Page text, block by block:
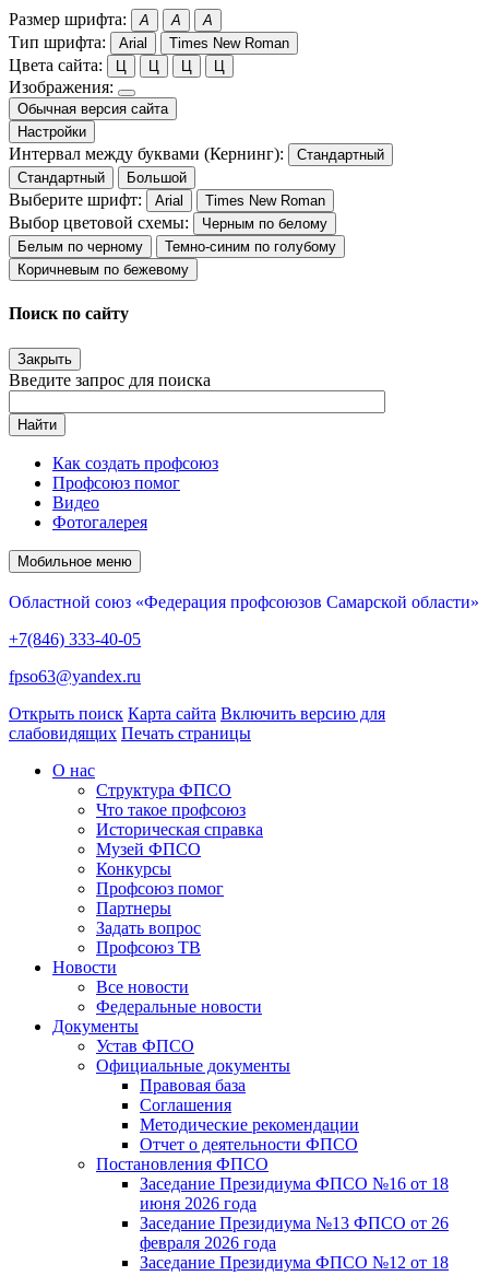
Размер шрифта: A A A
Тип шрифта: Arial Times New Roman
Цвета сайта: Ц Ц Ц Ц
Изображения:
Обычная версия сайта
Настройки
Интервал между буквами (Кернинг):
Стандартный
Стандартный
Большой
Выберите шрифт: Arial Times New Roman
Выбор цветовой схемы:
Черным по белому
Белым по черному
Темно-синим по голубому
Коричневым по бежевому
Поиск по сайту
Закрыть
Введите запрос для поиска
Найти
Как создать профсоюз
Профсоюз помог
Видео
Фотогалерея
Мобильное меню
Областной союз «Федерация профсоюзов Самарской области»
+7(846) 333-40-05
fpso63@yandex.ru
Открыть поиск Карта сайта Включить версию для
слабовидящих Печать страницы
О нас
Структура ФПСО
Что такое профсоюз
Историческая справка
Музей ФПСО
Конкурсы
Профсоюз помог
Партнеры
Задать вопрос
Профсоюз ТВ
Новости
Все новости
Федеральные новости
Документы
Устав ФПСО
Официальные документы
Правовая база
Соглашения
Методические рекомендации
Отчет о деятельности ФПСО
Постановления ФПСО
Заседание Президиума ФПСО №16 от 18
июня 2026 года
Заседание Президиума №13 ФПСО от 26
февраля 2026 года
Заседание Президиума ФПСО №12 от 18